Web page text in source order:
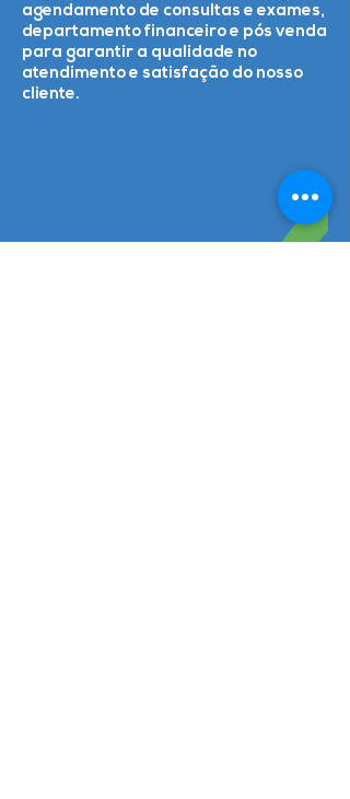
agendamento de consultas e exames,
departamento financeiro e pós venda
para garantir a qualidade no
atendimento e satisfação do nosso
cliente.